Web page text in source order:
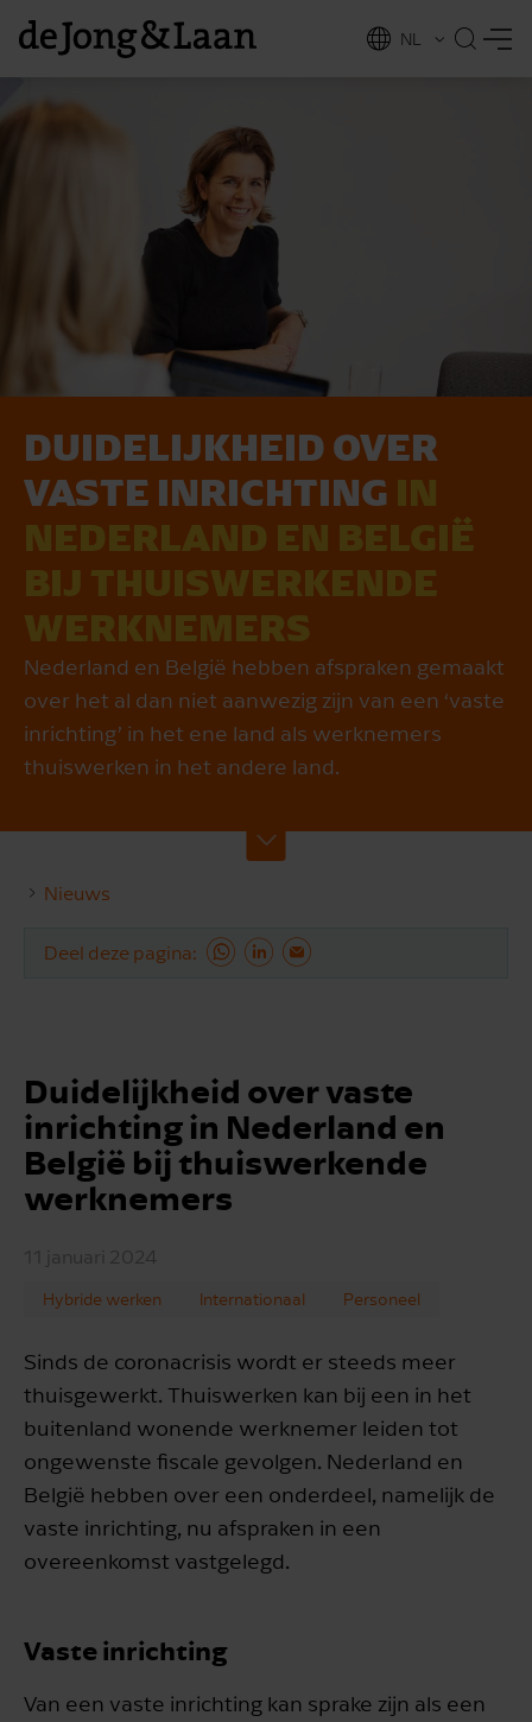
NL
DUIDELIJK­HEID OVER
VASTE INRICHTING IN
NEDER­LAND EN BELGIË
BIJ THUIS­WERKENDE
WERK­NEMERS
Nederland en België hebben afspraken gemaakt
over het al dan niet aanwezig zijn van een ‘vaste
inrichting’ in het ene land als werknemers
thuiswerken in het andere land.
Nieuws
Deel deze pagina
Duidelijkheid over vaste
inrichting in Nederland en
België bij thuiswerkende
werknemers
11 januari 2024
Hybride werken Internationaal Personeel
Sinds de coronacrisis wordt er steeds meer
thuisgewerkt. Thuiswerken kan bij een in het
buitenland wonende werknemer leiden tot
ongewenste fiscale gevolgen. Nederland en
België hebben over een onderdeel, namelijk de
vaste inrichting, nu afspraken in een
overeenkomst vastgelegd.
Vaste inrichting
Van een vaste inrichting kan sprake zijn als een